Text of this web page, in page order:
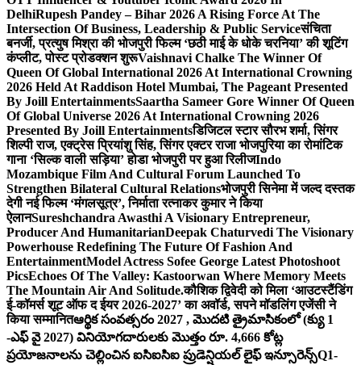
DelhiRupesh Pandey – Bihar 2026 A Rising Force At The
Intersection Of Business, Leadership & Public Serviceसंचिता
बनर्जी, प्रत्युष मिश्रा की भोजपुरी फिल्म ‘छठी माई के धोके चरनिया’ की शूटिंग
कंप्लीट, पोस्ट प्रोडक्शन शुरूVaishnavi Chalke The Winner Of
Queen Of Global International 2026 At International Crowning
2026 Held At Raddison Hotel Mumbai, The Pageant Presented
By Joill EntertainmentsSaartha Sameer Gore Winner Of Queen
Of Global Universe 2026 At International Crowning 2026
Presented By Joill Entertainmentsडिजिटल स्टार सौरभ शर्मा, सिंगर
शिल्पी राज, एक्ट्रेस प्रियांशु सिंह, सिंगर एक्टर राजा भोजपुरिया का रोमांटिक
गाना ‘सिल्क वाली सड़िया’ होडा भोजपुरी पर हुआ रिलीजIndo
Mozambique Film And Cultural Forum Launched To
Strengthen Bilateral Cultural Relationsभोजपुरी सिनेमा में जल्द दस्तक
देगी नई फिल्म ‘मंगलसूत्र’, निर्माता रत्नाकर कुमार ने किया
ऐलानSureshchandra Awasthi A Visionary Entrepreneur,
Producer And HumanitarianDeepak Chaturvedi The Visionary
Powerhouse Redefining The Future Of Fashion And
EntertainmentModel Actress Sofee George Latest Photoshoot
PicsEchoes Of The Valley: Kastoorwan Where Memory Meets
The Mountain Air And Solitude.कौशिक द्विवेदी को मिला ‘आउटस्टैंडिंग
ई-कॉमर्स शूट ऑफ द ईयर 2026-2027’ का अवॉर्ड, सपने मॉडलिंग एजेंसी ने
किया सम्मानितఆర్థిక సంవత్సరం 2027 , మొదటి త్రైమాసికంలో (క్యు 1
-ఎఫ్ వై 2027) వినియోగదారులకు మొత్తం రూ. 4,666 కోట్ల
ప్రయోజనాలను చెల్లించిన ఐసిఐసిఐ ప్రుడెన్షియల్ లైఫ్ ఇన్సూరెన్స్Q1-